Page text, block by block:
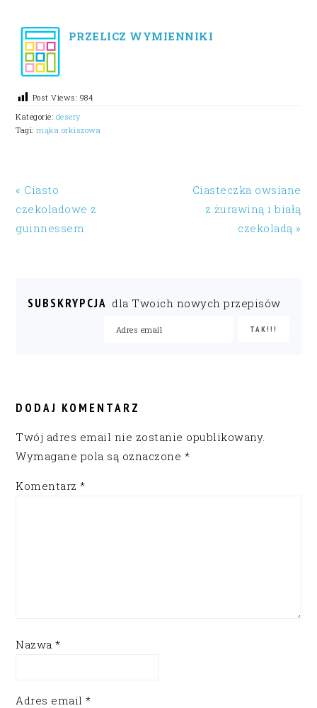
PRZELICZ WYMIENNIKI
Post Views: 984
Kategorie: desery
Tagi:mąka orkiszowa
« Ciasto
czekoladowe z
guinnessem
Ciasteczka owsiane
z żurawiną i białą
czekoladą »
SUBSKRYPCJA dla Twoich nowych przepisów
INTERACTIONS
DODAJ KOMENTARZ
Twój adres email nie zostanie opublikowany.
Wymagane pola są oznaczone *
Komentarz*
Nazwa*
Adres email*